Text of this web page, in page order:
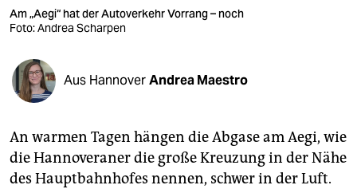
veranstaltungen
fragen & hilfe
unterstützen
abo
genossenschaft
Am „Aegi“ hat der Autoverkehr Vorrang – noch
Foto: Andrea Scharpen
Aus HannoverAndrea Maestro
An warmen Tagen hängen die Abgase am Aegi, wie
die Hannoveraner die große Kreuzung in der Nähe
des Hauptbahnhofes nennen, schwer in der Luft.